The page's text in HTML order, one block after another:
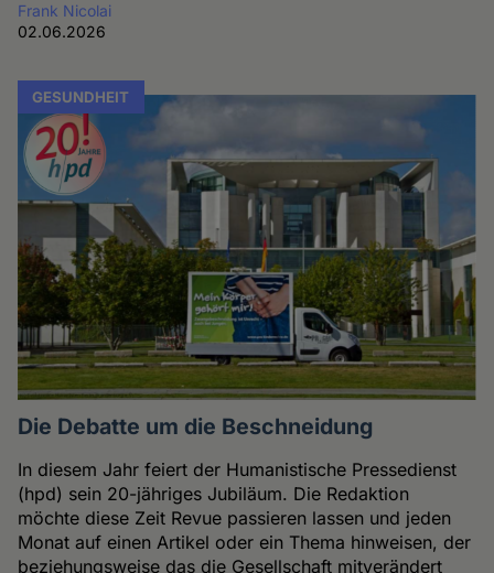
Frank Nicolai
02.06.2026
GESUNDHEIT
Die Debatte um die Beschneidung
In diesem Jahr feiert der Humanistische Pressedienst
(hpd) sein 20-jähriges Jubiläum. Die Redaktion
möchte diese Zeit Revue passieren lassen und jeden
Monat auf einen Artikel oder ein Thema hinweisen, der
beziehungsweise das die Gesellschaft mitverändert